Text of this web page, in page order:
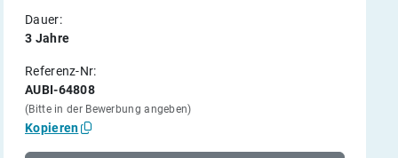
Dauer:
3 Jahre
Referenz-Nr:
AUBI-64808
(Bitte in der Bewerbung angeben)
Kopieren